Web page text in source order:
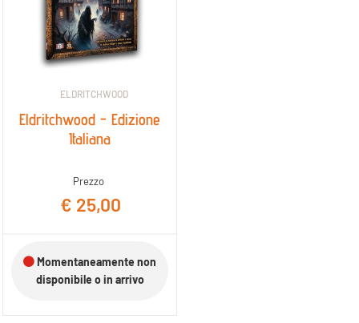
ELDRITCHWOOD
Eldritchwood - Edizione
Italiana
Prezzo
€ 25,00
Momentaneamente non
disponibile o in arrivo